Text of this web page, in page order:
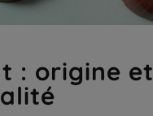
: origine et